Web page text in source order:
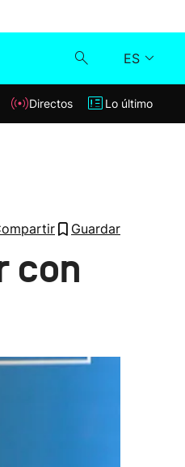
ES
Klisk
Directos Lo último
Guardar
con